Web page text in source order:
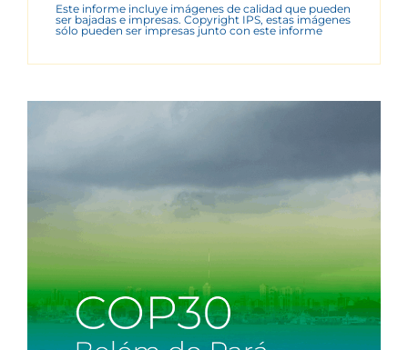
Este informe incluye imágenes de calidad que pueden
ser bajadas e impresas. Copyright IPS, estas imágenes
sólo pueden ser impresas junto con este informe